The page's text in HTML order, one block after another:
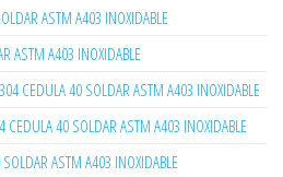
ASTM A403 INOXIDABLE
ASTM A403 INOXIDABLE
CEDULA 40 SOLDAR ASTM A403 INOXIDABLE
CEDULA 40 SOLDAR ASTM A403 INOXIDABLE
ASTM A403 INOXIDABLE